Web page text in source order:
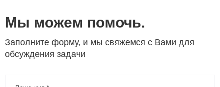
Мы можем помочь.
Заполните форму, и мы свяжемся с Вами для
обсуждения задачи